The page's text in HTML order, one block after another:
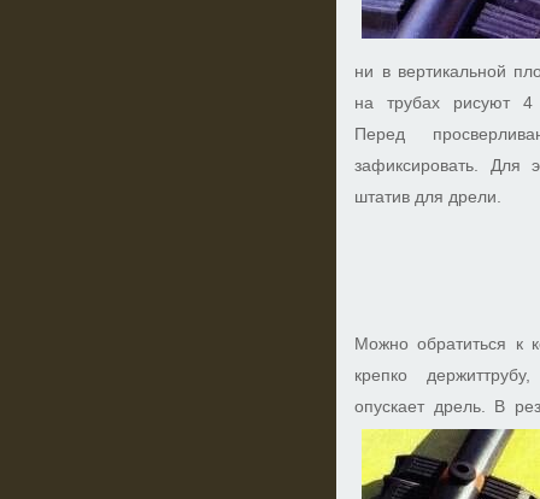
ни в вертикальной
на трубах рисуют 4
Перед
зафиксировать. Для
штатив для дрели.
Можно обратиться к
крепко
опускает дрель. В